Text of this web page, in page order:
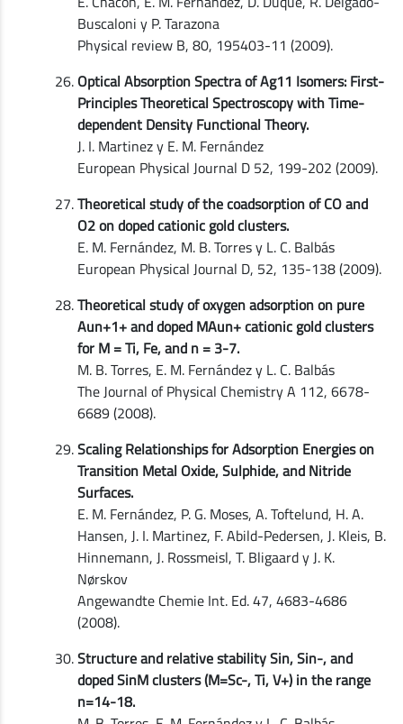
Buscaloni y P. Tarazona
Physical review B, 80, 195403-11 (2009).
Optical Absorption Spectra of Ag11 Isomers: First-
Principles Theoretical Spectroscopy with Time-
dependent Density Functional Theory.
J. I. Martinez y E. M. Fernández
European Physical Journal D 52, 199-202 (2009).
Theoretical study of the coadsorption of CO and
O2 on doped cationic gold clusters.
E. M. Fernández, M. B. Torres y L. C. Balbás
European Physical Journal D, 52, 135-138 (2009).
Theoretical study of oxygen adsorption on pure
Aun+1+ and doped MAun+ cationic gold clusters
for M = Ti, Fe, and n = 3-7.
M. B. Torres, E. M. Fernández y L. C. Balbás
The Journal of Physical Chemistry A 112, 6678-
6689 (2008).
Scaling Relationships for Adsorption Energies on
Transition Metal Oxide, Sulphide, and Nitride
Surfaces.
E. M. Fernández, P. G. Moses, A. Toftelund, H. A.
Hansen, J. I. Martinez, F. Abild-Pedersen, J. Kleis, B.
Hinnemann, J. Rossmeisl, T. Bligaard y J. K.
Nørskov
Angewandte Chemie Int. Ed. 47, 4683-4686
(2008).
Structure and relative stability Sin, Sin-, and
doped SinM clusters (M=Sc-, Ti, V+) in the range
n=14-18.